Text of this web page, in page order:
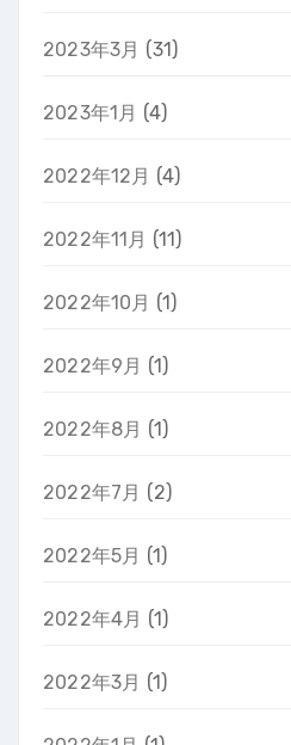
2023年3月 (31)
2023年1月 (4)
2022年12月 (4)
2022年11月 (11)
2022年10月 (1)
2022年9月 (1)
2022年8月 (1)
2022年7月 (2)
2022年5月 (1)
2022年4月 (1)
2022年3月 (1)